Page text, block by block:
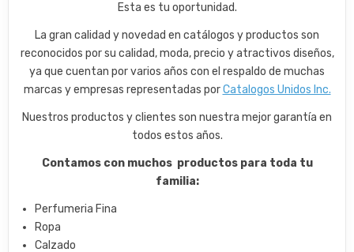
Esta es tu oportunidad.
La gran calidad y novedad en catálogos y productos son
reconocidos por su calidad, moda, precio y atractivos diseños,
ya que cuentan por varios años con el respaldo de muchas
marcas y empresas representadas porCatalogos Unidos Inc.
Nuestros productos y clientes son nuestra mejor garantía en
todos estos años.
Contamos con muchos productos para toda tu
familia:
Perfumeria Fina
Ropa
Calzado